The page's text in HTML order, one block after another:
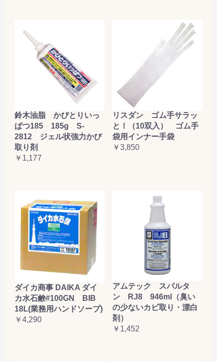
鈴木油脂 かびとりいっ
ぱつ185 185g S-
2812 ジェル状強力かび
取り剤
￥1,177
リスダン ゴム手サラッ
と！（10双入） ゴム手
袋用インナー手袋
￥3,850
ダイカ商事 DAIKA ダイ
カ水石鹸#100GN BIB
18L(業務用ハンドソープ)
￥4,290
アムテック スパルタ
ン RJ8 946ml（臭い
の少ないカビ取り・漂白
剤）
￥1,452